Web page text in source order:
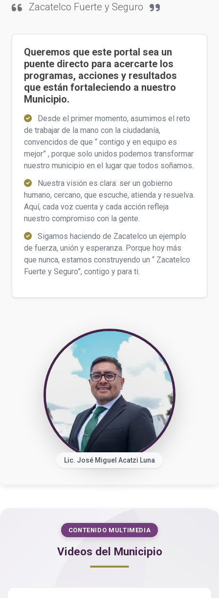
Zacatelco Fuerte y Seguro
Queremos que este portal sea un
puente directo para acercarte los
programas, acciones y resultados
que están fortaleciendo a nuestro
Municipio.
Desde el primer momento, asumimos el reto
de trabajar de la mano con la ciudadanía,
convencidos de que “ contigo y en equipo es
mejor” , porque solo unidos podemos transformar
nuestro municipio en el lugar que todos soñamos.
Nuestra visión es clara: ser un gobierno
humano, cercano, que escuche, atienda y resuelva.
Aquí, cada voz cuenta y cada acción refleja
nuestro compromiso con la gente.
Sigamos haciendo de Zacatelco un ejemplo
de fuerza, unión y esperanza. Porque hoy más
que nunca, estamos construyendo un “ Zacatelco
Fuerte y Seguro”, contigo y para ti.
Lic. José Miguel Acatzi Luna
CONTENIDO MULTIMEDIA
Videos del Municipio